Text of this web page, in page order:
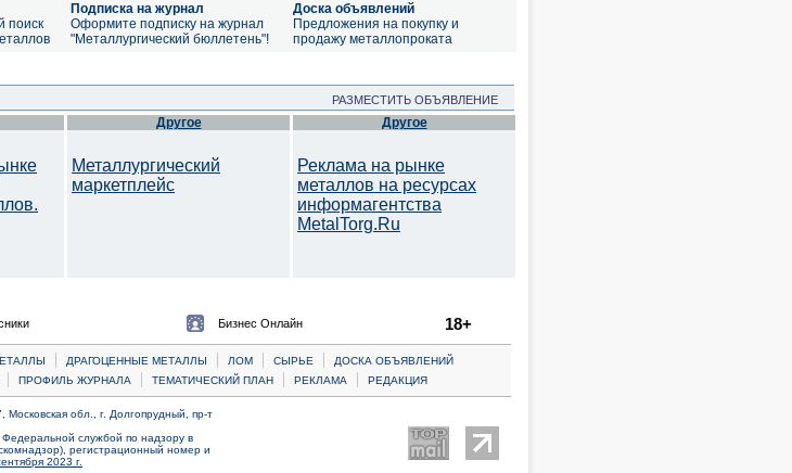
поиск
Подписка на журнал
Оформите подписку на журнал
"Металлургический бюллетень"!
Доска объявлений
Предложения на покупку и
продажу металлопроката
РАЗМЕСТИТЬ ОБЪЯВЛЕНИЕ
Другое
Металлургический
маркетплейс
Другое
Реклама на рынке
металлов на ресурсах
информагентства
MetalTorg.Ru
Бизнес Онлайн 18+
| ДРАГОЦЕННЫЕ МЕТАЛЛЫ | ЛОМ | CЫРЬЕ |
ДОСКА ОБЪЯВЛЕНИЙ
| ПРОФИЛЬ ЖУРНАЛА | ТЕМАТИЧЕСКИЙ ПЛАН | РЕКЛАМА | РЕДАКЦИЯ
обл., г. Долгопрудный, пр-т
службой по надзору в
регистрационный номер и
2023 г.